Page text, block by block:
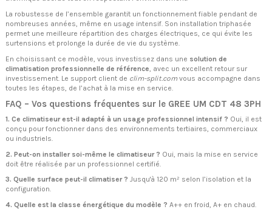
La robustesse de l’ensemble garantit un fonctionnement fiable pendant de
nombreuses années, même en usage intensif. Son installation triphasée
permet une meilleure répartition des charges électriques, ce qui évite les
surtensions et prolonge la durée de vie du système.
En choisissant ce modèle, vous investissez dans une solution de
climatisation professionnelle de référence , avec un excellent retour sur
investissement. Le support client de clim-split.com vous accompagne dans
toutes les étapes, de l’achat à la mise en service.
FAQ – Vos questions fréquentes sur le GREE UM CDT 48 3PH
1. Ce climatiseur est-il adapté à un usage professionnel intensif ? Oui, il est
conçu pour fonctionner dans des environnements tertiaires, commerciaux
ou industriels.
2. Peut-on installer soi-même le climatiseur ? Oui, mais la mise en service
doit être réalisée par un professionnel certifié.
3. Quelle surface peut-il climatiser ? Jusqu'à 120 m² selon l’isolation et la
configuration.
4. Quelle est la classe énergétique du modèle ? A++ en froid, A+ en chaud.